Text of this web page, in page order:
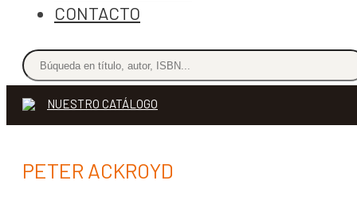
CONTACTO
NUESTRO CATÁLOGO
PETER ACKROYD